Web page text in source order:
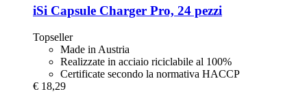
iSi Capsule Charger Pro, 24 pezzi
Topseller
Made in Austria
Realizzate in acciaio riciclabile al 100%
Certificate secondo la normativa HACCP
€ 18,29